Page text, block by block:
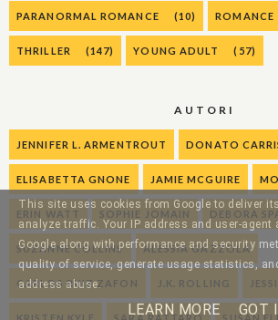
PARANORMAL ROMANCE (10) ROMANCE
THRILLER (147) YOUNG ADULT (57)
AUTORI
JENNIFER L. ARMENTROUT DONATO
ELISABETTA GNONE JAMIE MCGUIRE
ERIN WATT SOPHIE JOMAIN DEBORA
SUZANNE COLLINS ALESSIA GAZZOLA
CARLOS RUIZ ZAFON J.K. ROLLING
KRISTEN KYLE SARA RATTARO SUSAN
This site uses cookies from Google to deliver
analyze traffic. Your IP address and user-agent
Google along with performance and security
quality of service, generate usage statistics,
address abuse.
LEARN MORE GOT